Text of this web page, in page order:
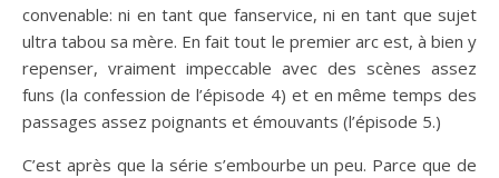
convenable: ni en tant que fanservice, ni en tant que sujet
ultra tabou sa mère. En fait tout le premier arc est, à bien y
repenser, vraiment impeccable avec des scènes assez
funs (la confession de l’épisode 4) et en même temps des
passages assez poignants et émouvants (l’épisode 5.)
C’est après que la série s’embourbe un peu. Parce que de